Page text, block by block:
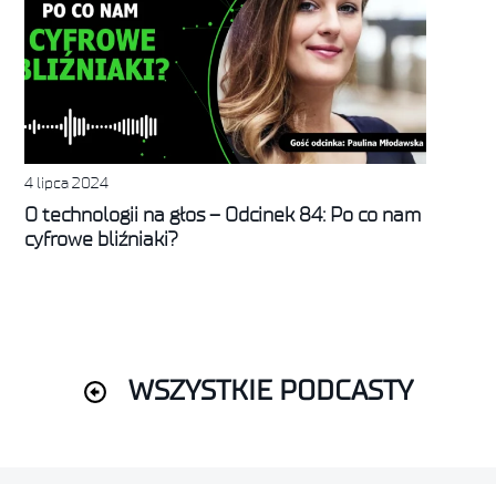
4 lipca 2024
O technologii na głos – Odcinek 84: Po co nam
cyfrowe bliźniaki?
WSZYSTKIE PODCASTY